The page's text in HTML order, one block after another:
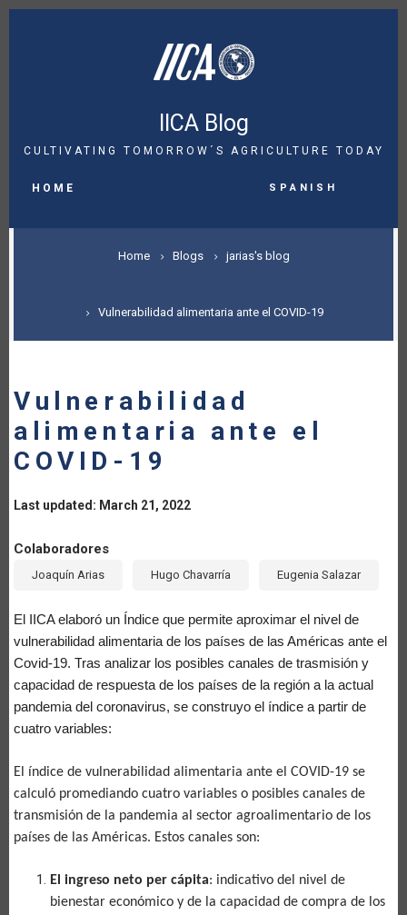
Skip
IICA Blog
CULTIVATING TOMORROW´S AGRICULTURE TODAY
NAVIGATION
HOME Spanish
BREADCRUMB
Home Blogs jarias's blog
Vulnerabilidad alimentaria ante el COVID-19
Vulnerabilidad
alimentaria ante el
COVID-19
Last updated: March 21, 2022
Colaboradores
Joaquín Arias Hugo Chavarría Eugenia Salazar
El IICA elaboró un Índice que permite aproximar el nivel de
vulnerabilidad alimentaria de los países de las Américas ante el
Covid-19. Tras analizar los posibles canales de trasmisión y
capacidad de respuesta de los países de la región a la actual
pandemia de coronavirus, se construyo el índice a partir de
cuatro variables:
El índice de vulnerabilidad alimentaria ante el COVID-19 se
calculó promediando cuatro variables o posibles canales de
transmisión de la pandemia al sector agroalimentario de los
países de las Américas. Estos canales son:
El ingreso neto per cápita: indicativo del nivel de
bienestar económico y de la capacidad de compra de los